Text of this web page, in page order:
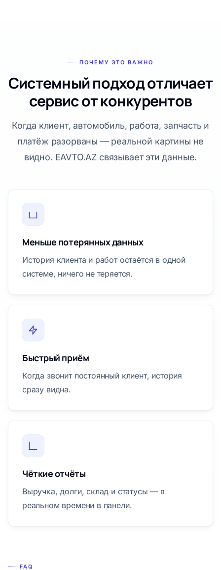
ПОЧЕМУ ЭТО ВАЖНО
Системный подход отличает
сервис от конкурентов
Когда клиент, автомобиль, работа, запчасть и
платёж разорваны — реальной картины не
видно. EAVTO.AZ связывает эти данные.
Меньше потерянных данных
История клиента и работ остаётся в одной
системе, ничего не теряется.
Быстрый приём
Когда звонит постоянный клиент, история
сразу видна.
Чёткие отчёты
Выручка, долги, склад и статусы — в
реальном времени в панели.
FAQ